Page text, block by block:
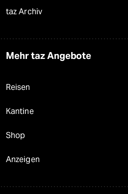
taz Archiv
Mehr taz Angebote
Reisen
Kantine
Shop
Anzeigen